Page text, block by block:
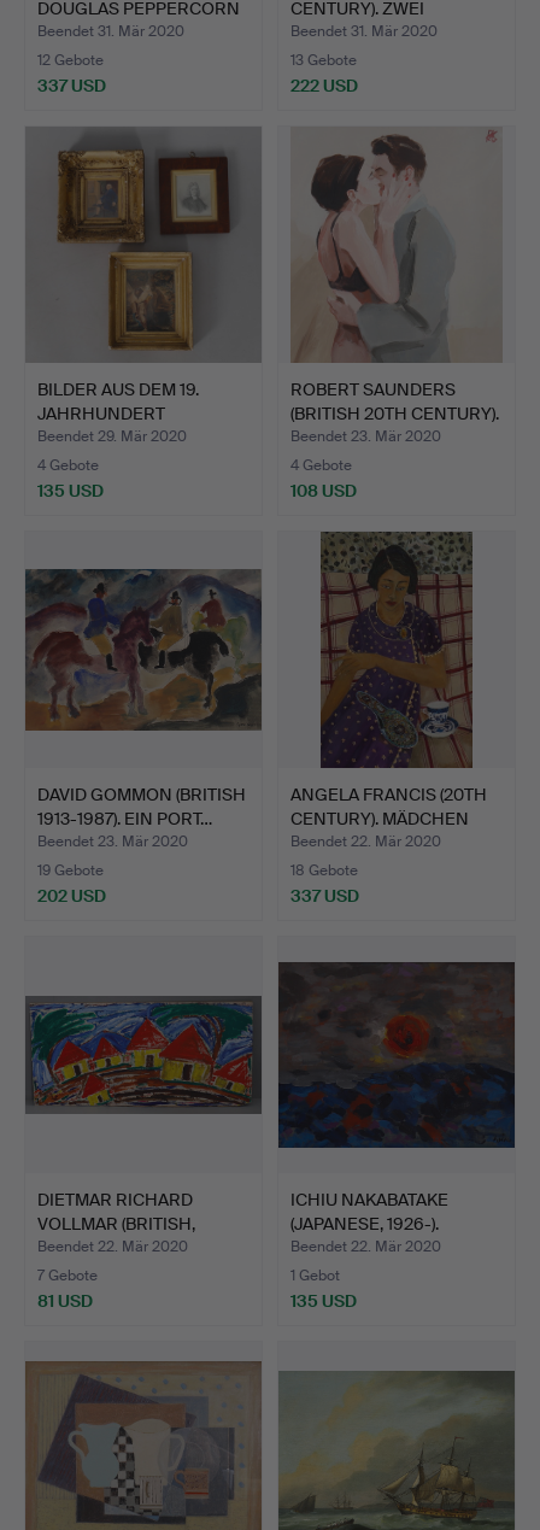
DOUGLAS PEPPERCORN
(A…
Beendet 31. Mär 2020
12 Gebote
337 USD
CENTURY). ZWEI
UMFASS…
Beendet 31. Mär 2020
13 Gebote
222 USD
BILDER AUS DEM 19.
JAHRHUNDERT
EINSCHLIESS…
Beendet 29. Mär 2020
4 Gebote
135 USD
ROBERT SAUNDERS
(BRITISH 20TH CENTURY).
KO…
Beendet 23. Mär 2020
4 Gebote
108 USD
DAVID GOMMON (BRITISH
1913-1987). EIN PORT…
Beendet 23. Mär 2020
19 Gebote
202 USD
ANGELA FRANCIS (20TH
CENTURY). MÄDCHEN
MIT…
Beendet 22. Mär 2020
18 Gebote
337 USD
DIETMAR RICHARD
VOLLMAR (BRITISH,
1935-). …
Beendet 22. Mär 2020
7 Gebote
81 USD
ICHIU NAKABATAKE
(JAPANESE, 1926-).
SONNE.
Beendet 22. Mär 2020
1 Gebot
135 USD